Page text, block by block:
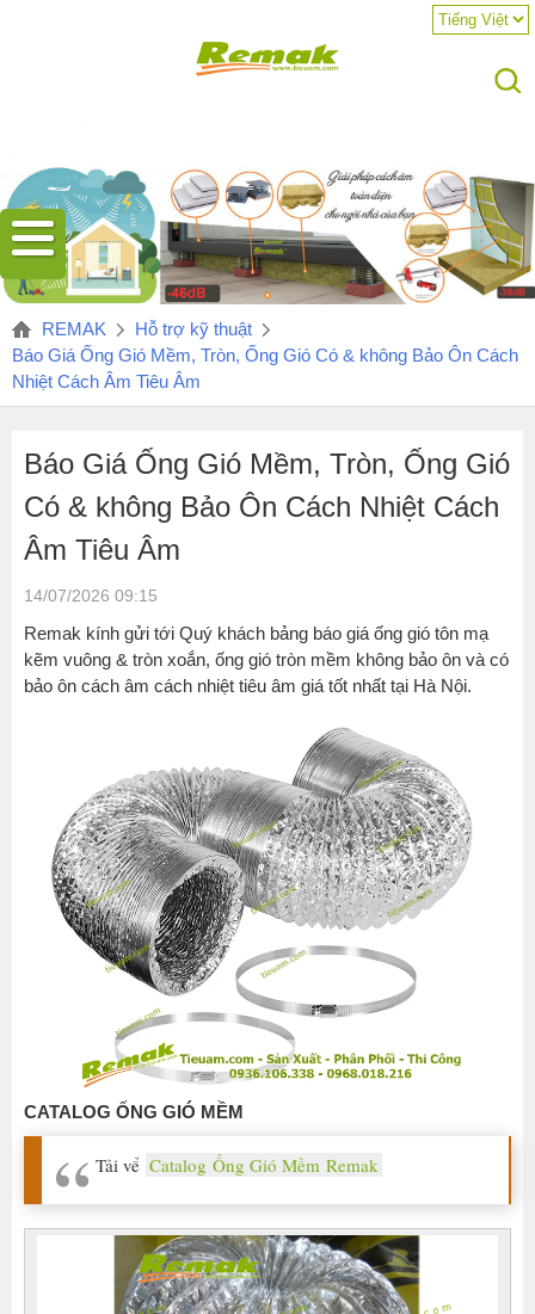
REMAK
Hỗ trợ kỹ thuật
Báo Giá Ống Gió Mềm, Tròn, Ống Gió Có & không Bảo Ôn Cách
Nhiệt Cách Âm Tiêu Âm
Báo Giá Ống Gió Mềm, Tròn, Ống Gió
Có & không Bảo Ôn Cách Nhiệt Cách
Âm Tiêu Âm
14/07/2026 09:15
Remak kính gửi tới Quý khách bảng báo giá ống gió tôn mạ
kẽm vuông & tròn xoắn, ống gió tròn mềm không bảo ôn và có
bảo ôn cách âm cách nhiệt tiêu âm giá tốt nhất tại Hà Nội.
gió
mềm
ôn
nhiệt
-
nhôm
nhún
KHÔNG
BẢO
ÔN
1
LỚP
KHÔNG
ÔN
LỚP
KHÁNG
KHUẨN
CATALOG ỐNG GIÓ MỀM
Tải vể Catalog Ống Gió Mềm Remak